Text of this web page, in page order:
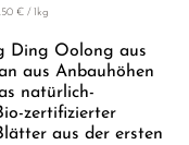
Ding Oolong aus
aus Anbauhöhen
natürlich-
zertifizierter
aus der ersten
€ / 1kg